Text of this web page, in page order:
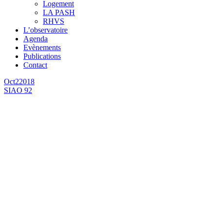
Logement
LA PASH
RHVS
L’observatoire
Agenda
Evènements
Publications
Contact
Oct22018
SIAO 92